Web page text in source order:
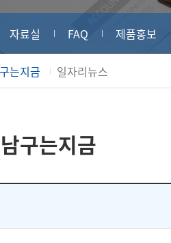
는지금 일자리뉴스
자료실 FAQ 제품홍보
남구는지금